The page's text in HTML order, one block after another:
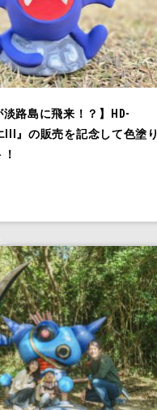
淡路島に飛来！？】HD-
III』の販売を記念して色塗り